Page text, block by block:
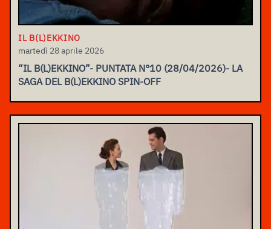
IL B(L)EKKINO
martedì 28 aprile 2026
“IL B(L)EKKINO”- PUNTATA N°10 (28/04/2026)- LA
SAGA DEL B(L)EKKINO SPIN-OFF